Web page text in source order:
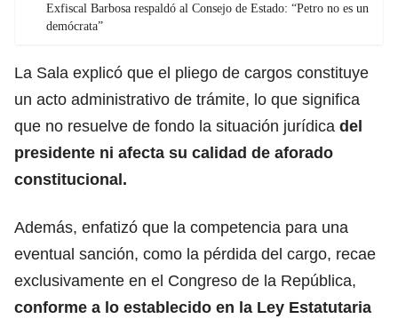
Exfiscal Barbosa respaldó al Consejo de Estado: “Petro no es un
demócrata”
La Sala explicó que el pliego de cargos constituye
un acto administrativo de trámite, lo que significa
que no resuelve de fondo la situación jurídica del
presidente ni afecta su calidad de aforado
constitucional.
Además, enfatizó que la competencia para una
eventual sanción, como la pérdida del cargo, recae
exclusivamente en el Congreso de la República,
conforme a lo establecido en la Ley Estatutaria